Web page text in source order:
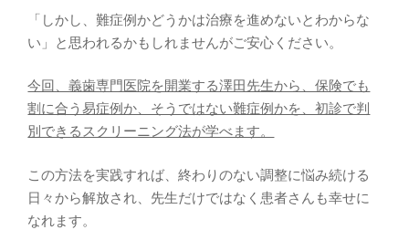
「しかし、難症例かどうかは治療を進めないとわからな
い」と思われるかもしれませんがご安心ください。
今回、義歯専門医院を開業する澤田先生から、保険でも
割に合う易症例か、そうではない難症例かを、初診で判
別できるスクリーニング法が学べます。
この方法を実践すれば、終わりのない調整に悩み続ける
日々から解放され、先生だけではなく患者さんも幸せに
なれます。